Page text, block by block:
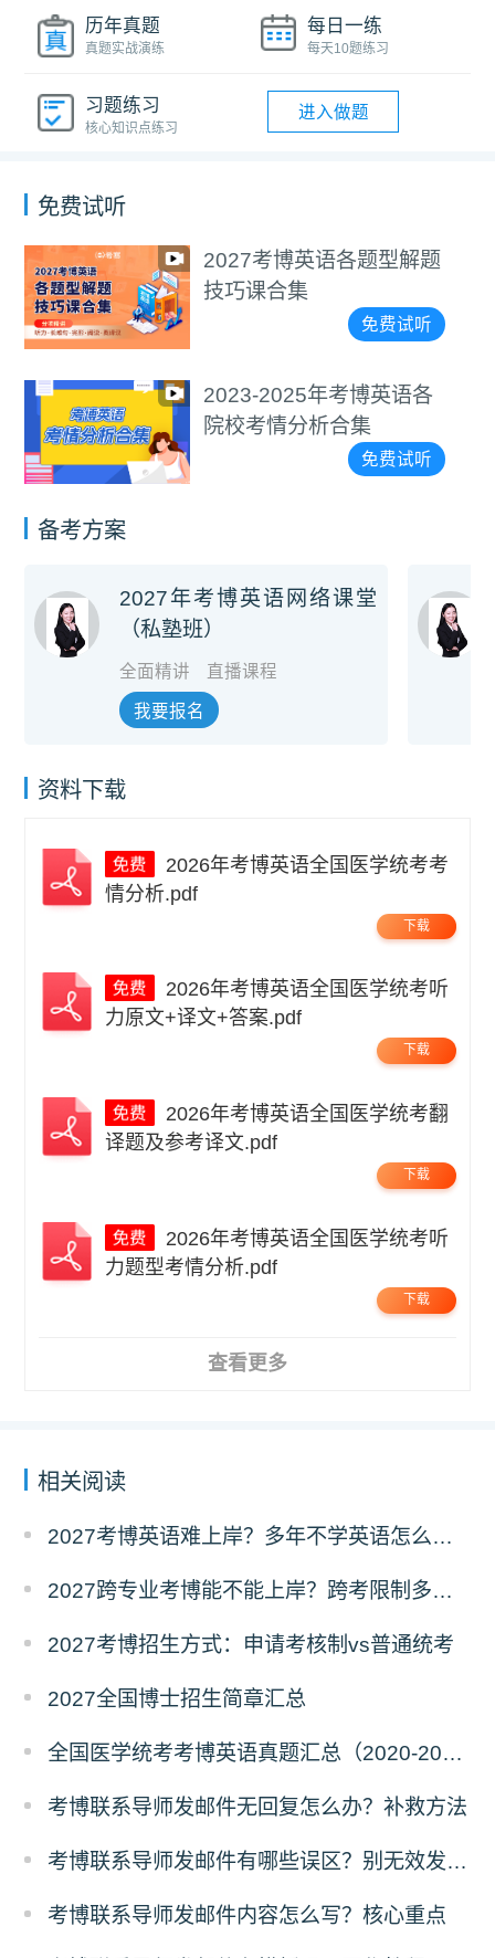
历年真题
真题实战演练
每日一练
每天10题练习
习题练习
核心知识点练习
进入做题
免费试听
考博英语各题型解题
课合集
免费试听
2025年考博英语各
考情分析合集
免费试听
备考方案
2027年考博英语网络课堂
（私塾班）
全面精讲 直播课程
我要报名
资料下载
情分析.pdf
下载
力原文+译文+答案.pdf
下载
译题及参考译文.pdf
下载
力题型考情分析.pdf
下载
查看更多
相关阅读
2027考博英语难上岸？多年不学英语怎么备考？
2027跨专业考博能不能上岸？跨考限制多不多？
2027考博招生方式：申请考核制vs普通统考
2027全国博士招生简章汇总
全国医学统考考博英语真题汇总（2020-2026年）
考博联系导师发邮件无回复怎么办？补救方法
考博联系导师发邮件有哪些误区？别无效发邮件
考博联系导师发邮件内容怎么写？核心重点